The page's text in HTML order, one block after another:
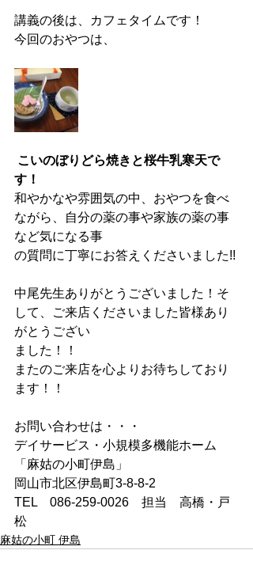
講義の後は、カフェタイムです！
今回のおやつは、
す！
和やかなや雰囲気の中、おやつを食べ
ながら、自分の薬の事や家族の薬の事
など気になる事
の質問に丁寧にお答えくださいました!!
中尾先生ありがとうございました！そ
して、ご来店くださいました皆様あり
がとうござい
ました！！
またのご来店を心よりお待ちしており
ます！！
お問い合わせは・・・
デイサービス・小規模多機能ホーム
「麻姑の小町伊島」
岡山市北区伊島町3-8-8-2
TEL　086-259-0026　担当　高橋・戸
松
麻姑の小町 伊島